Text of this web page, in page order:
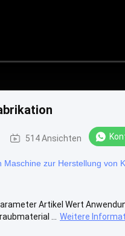
514 Ansichten
Maschine zur Herstellung von
Artikel Wert
...
Weitere